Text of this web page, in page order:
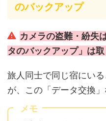
のバックアップ
カメラの盗難・紛失
タのバックアップ」は取
旅人同士で同じ宿にい
が、この「データ交換」
メモ